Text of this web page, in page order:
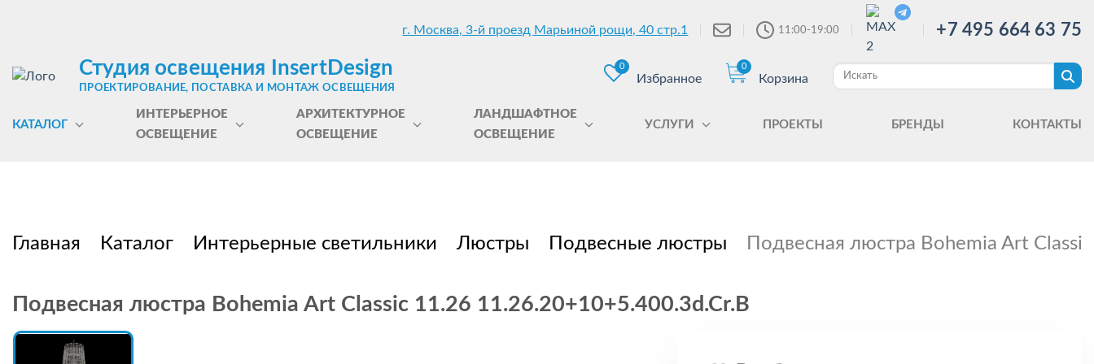
г. Москва, 3-й проезд Марьиной рощи, 40 стр.1 11:00-19:00 +7 495 664 63 75
Студия освещения InsertDesign
ПРОЕКТИРОВАНИЕ, ПОСТАВКА И МОНТАЖ ОСВЕЩЕНИЯ
0
Избранное
0
Корзина
КАТАЛОГ
ИНТЕРЬЕРНОЕ
ОСВЕЩЕНИЕ
АРХИТЕКТУРНОЕ
ОСВЕЩЕНИЕ
ЛАНДШАФТНОЕ
ОСВЕЩЕНИЕ
УСЛУГИ ПРОЕКТЫ БРЕНДЫ КОНТАКТЫ
Главная Каталог Интерьерные светильники Люстры Подвесные люстры Подвесная люстра Bohemia Art
Подвесная люстра Bohemia Art Classic 11.26 11.26.20+10+5.400.3d.Cr.B